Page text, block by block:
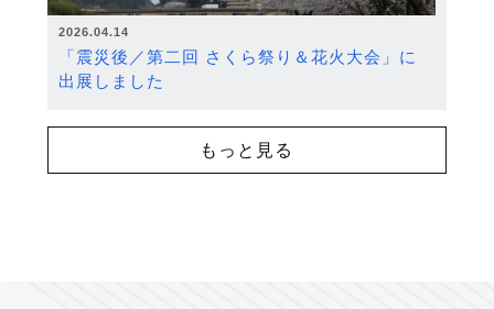
2026.04.14
「震災後／第二回 さくら祭り＆花火大会」に
出展しました
もっと見る